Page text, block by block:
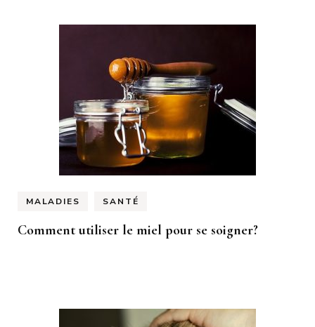
MALADIES SANTÉ
Comment utiliser le miel pour se soigner?